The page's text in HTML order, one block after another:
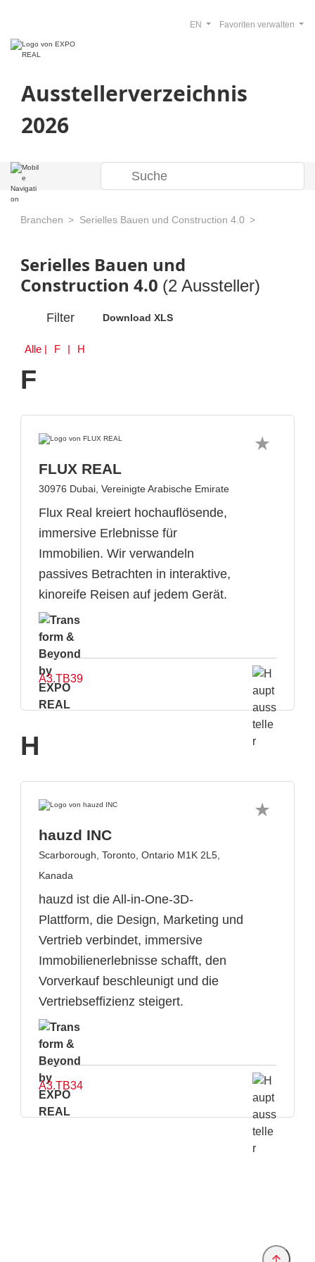
Ausstellerverzeichnis
2026
Favoriten verwalten
EN
Branchen Serielles Bauen und Construction 4.0
Serielles Bauen und
Construction 4.0 (2 Aussteller)
Filter Download XLS
Alle | F | H
F
FLUX REAL
30976 Dubai, Vereinigte Arabische Emirate
Flux Real kreiert hochauflösende,
immersive Erlebnisse für
Immobilien. Wir verwandeln
passives Betrachten in interaktive,
kinoreife Reisen auf jedem Gerät.
A3.TB39
H
hauzd INC
Scarborough, Toronto, Ontario M1K 2L5,
Kanada
hauzd ist die All-in-One-3D-
Plattform, die Design, Marketing und
Vertrieb verbindet, immersive
Immobilienerlebnisse schafft, den
Vorverkauf beschleunigt und die
Vertriebseffizienz steigert.
A3.TB34